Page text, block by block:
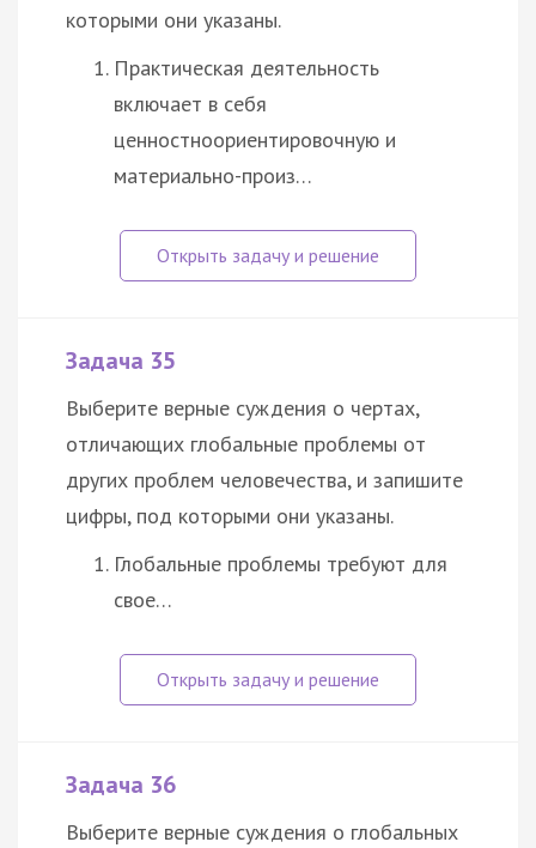
которыми они указаны.
Практическая деятельность
включает в себя
ценностноориентировочную и
материально-произ…
Задача 35
Выберите верные суждения о чертах,
отличающих глобальные проблемы от
других проблем человечества, и запишите
цифры, под которыми они указаны.
Глобальные проблемы требуют для
свое…
Задача 36
Выберите верные суждения о глобальных